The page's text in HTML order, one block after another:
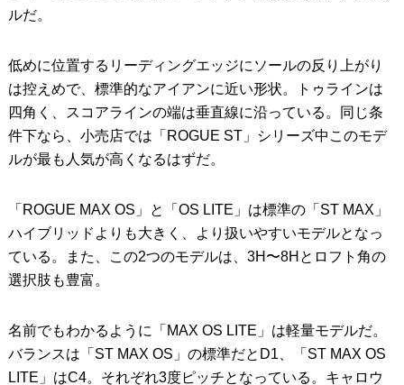
ルだ。
低めに位置するリーディングエッジにソールの反り上がり
は控えめで、標準的なアイアンに近い形状。トゥラインは
四角く、スコアラインの端は垂直線に沿っている。同じ条
件下なら、小売店では「ROGUE ST」シリーズ中このモデ
ルが最も人気が高くなるはずだ。
「ROGUE MAX OS」と「OS LITE」は標準の「ST MAX」
ハイブリッドよりも大きく、より扱いやすいモデルとなっ
ている。また、この2つのモデルは、3H〜8Hとロフト角の
選択肢も豊富。
名前でもわかるように「MAX OS LITE」は軽量モデルだ。
バランスは「ST MAX OS」の標準だとD1、「ST MAX OS
LITE」はC4。それぞれ3度ピッチとなっている。キャロウ